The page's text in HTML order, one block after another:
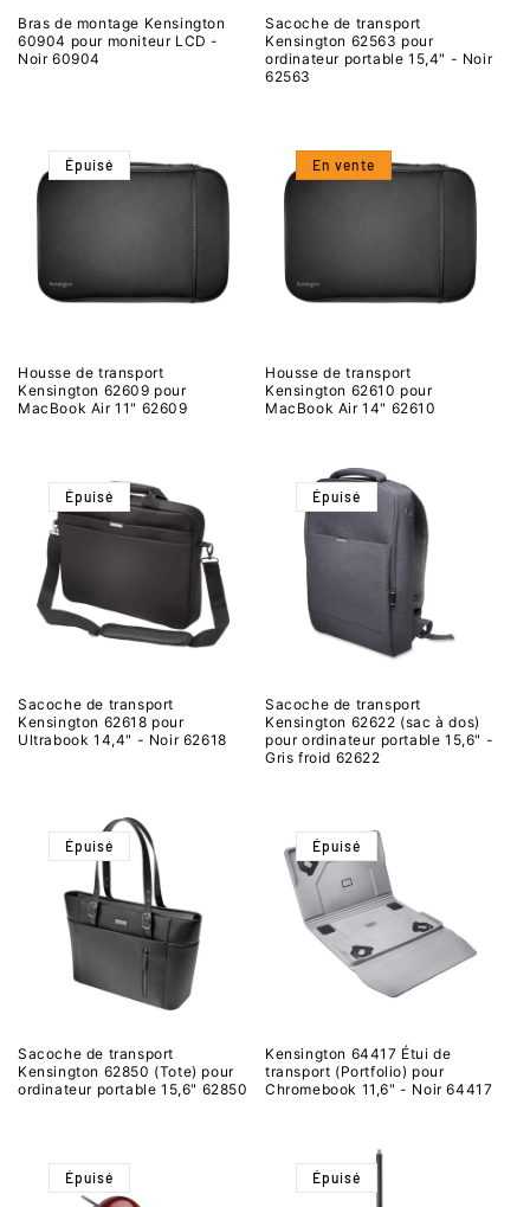
Bras de montage Kensington
60904 pour moniteur LCD -
Noir 60904
Sacoche de transport
Kensington 62563 pour
ordinateur portable 15,4" - Noir
62563
Épuisé
Housse de transport
Kensington 62609 pour
MacBook Air 11" 62609
En vente
Housse de transport
Kensington 62610 pour
MacBook Air 14" 62610
Épuisé
Sacoche de transport
Kensington 62618 pour
Ultrabook 14,4" - Noir 62618
Épuisé
Sacoche de transport
Kensington 62622 (sac à dos)
pour ordinateur portable 15,6" -
Gris froid 62622
Épuisé
Sacoche de transport
Kensington 62850 (Tote) pour
ordinateur portable 15,6" 62850
Épuisé
Kensington 64417 Étui de
transport (Portfolio) pour
Chromebook 11,6" - Noir 64417
Épuisé Épuisé